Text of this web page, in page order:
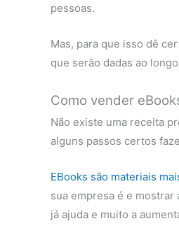
pessoas.
Mas, para que isso dê
que serão dadas ao
Como vender
Não existe uma receita
alguns passos certos
EBooks são materiais
sua empresa é e
já ajuda e muito a